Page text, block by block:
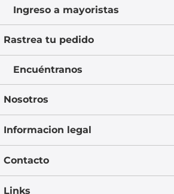
Ingreso a mayoristas
Rastrea tu pedido
Encuéntranos
Nosotros
Informacion legal
Contacto
Links